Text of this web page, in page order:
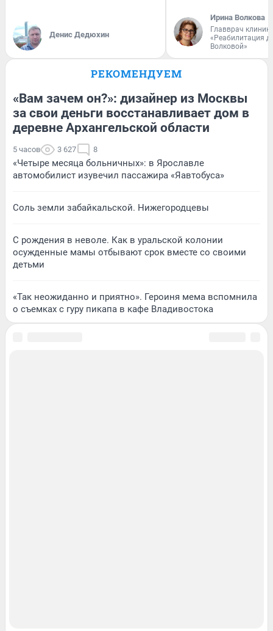
Денис Дедюхин
Ирина Волкова
Главврач
«Реабилитация
Волковой»
РЕКОМЕНДУЕМ
«Вам зачем он?»: дизайнер из Москвы
за свои деньги восстанавливает дом в
деревне Архангельской области
5 часов 3 627 8
«Четыре месяца больничных»: в Ярославле
автомобилист изувечил пассажира «Яавтобуса»
Соль земли забайкальской. Нижегородцевы
С рождения в неволе. Как в уральской колонии
осужденные мамы отбывают срок вместе со своими
детьми
«Так неожиданно и приятно». Героиня мема вспомнила
о съемках с гуру пикапа в кафе Владивостока